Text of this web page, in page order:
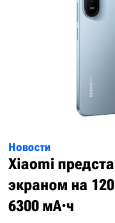
Новости
Xiaomi
экраном на
6300 мА·ч